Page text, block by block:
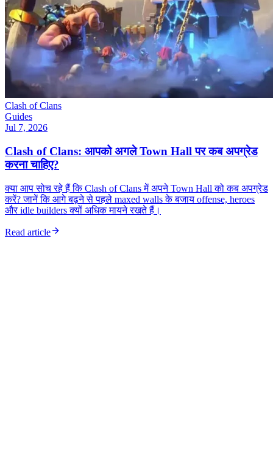
Clash of Clans
Guides
Jul 7, 2026
Clash of Clans: आपको अगले Town Hall पर कब अपग्रेड
करना चाहिए?
क्या आप सोच रहे हैं कि Clash of Clans में अपने Town Hall को कब अपग्रेड
करें? जानें कि आगे बढ़ने से पहले maxed walls के बजाय offense, heroes
और idle builders क्यों अधिक मायने रखते हैं।
Read article